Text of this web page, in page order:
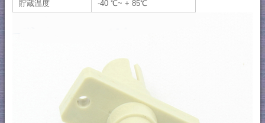
貯蔵温度 -40 ℃~ + 85℃